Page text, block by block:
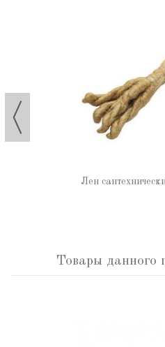
Лен
Товары данного